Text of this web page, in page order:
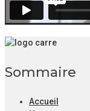
Sommaire
Accueil